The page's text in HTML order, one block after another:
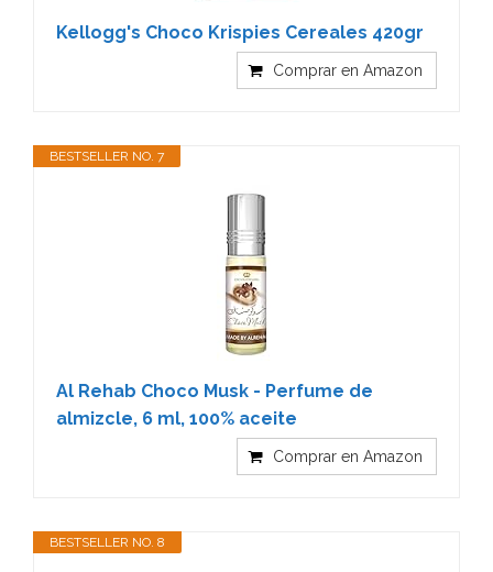
Kellogg's Choco Krispies Cereales 420gr
Comprar en Amazon
BESTSELLER NO. 7
Al Rehab Choco Musk - Perfume de
almizcle, 6 ml, 100% aceite
Comprar en Amazon
BESTSELLER NO. 8